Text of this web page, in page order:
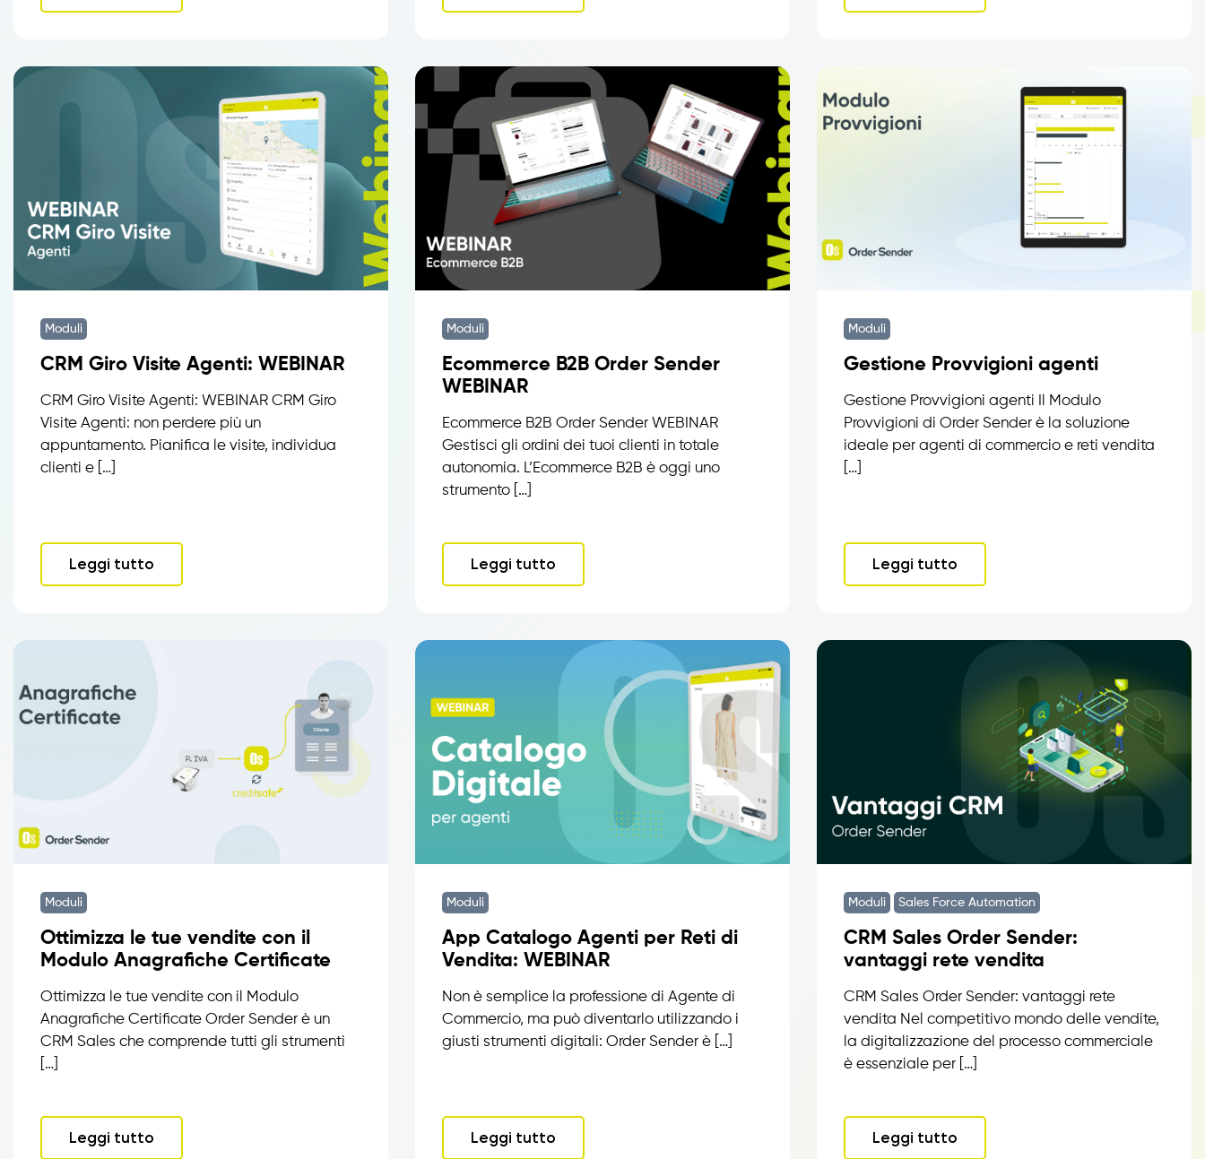
Moduli
CRM Giro Visite Agenti: WEBINAR
CRM Giro Visite Agenti: WEBINAR CRM Giro
Visite Agenti: non perdere più un
appuntamento. Pianifica le visite, individua
clienti e […]
Leggi tutto
Moduli
Ecommerce B2B Order Sender
WEBINAR
Ecommerce B2B Order Sender WEBINAR
Gestisci gli ordini dei tuoi clienti in totale
autonomia. L’Ecommerce B2B è oggi uno
strumento […]
Leggi tutto
Moduli
Gestione Provvigioni agenti
Gestione Provvigioni agenti Il Modulo
Provvigioni di Order Sender è la soluzione
ideale per agenti di commercio e reti vendita
[…]
Leggi tutto
Moduli
Ottimizza le tue vendite con il
Modulo Anagrafiche Certificate
Ottimizza le tue vendite con il Modulo
Anagrafiche Certificate Order Sender è un
CRM Sales che comprende tutti gli strumenti
[…]
Leggi tutto
Moduli
App Catalogo Agenti per Reti di
Vendita: WEBINAR
Non è semplice la professione di Agente di
Commercio, ma può diventarlo utilizzando i
giusti strumenti digitali: Order Sender è […]
Leggi tutto
Moduli Sales Force Automation
CRM Sales Order Sender:
vantaggi rete vendita
CRM Sales Order Sender: vantaggi rete
vendita Nel competitivo mondo delle vendite,
la digitalizzazione del processo commerciale
è essenziale per […]
Leggi tutto